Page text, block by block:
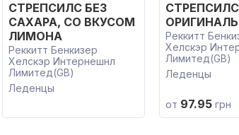
СТРЕПСИЛС БЕЗ
САХАРА, СО ВКУСОМ
ЛИМОНА
Реккитт Бенкизер
Хелскэр Интернешнл
Лимитед(GB)
Леденцы
СТРЕПСИЛС
Реккитт
Хелскэр
Лимитед(GB)
Леденцы
от 97.95 грн